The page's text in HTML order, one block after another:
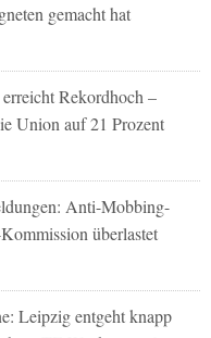
gemacht hat
Rekordhoch –
Union auf 21 Prozent
Anti-Mobbing-
überlastet
Leipzig entgeht knapp